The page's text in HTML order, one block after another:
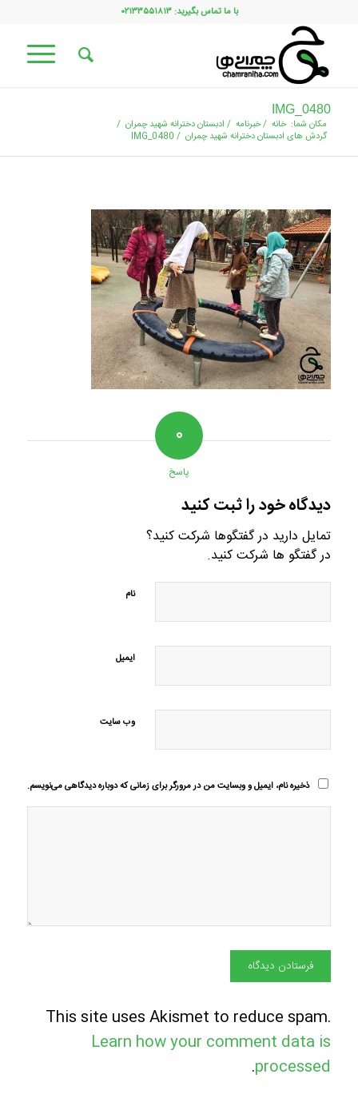
با ما تماس بگیرید: ۰۲۱۳۳۵۵۱۸۱۳
IMG_0480
مکان شما: خانه /خبرنامه / ادبستان دخترانه شهید چمران /
گردش های ادبستان دخترانه شهید چمران /
IMG_0480
۰
پاسخ
دیدگاه خود را ثبت کنید
تمایل دارید در گفتگوها شرکت کنید؟
در گفتگو ها شرکت کنید.
نام
ایمیل
وب‌ سایت
ذخیره نام، ایمیل و وبسایت من در مرورگر برای زمانی که دوباره دیدگاهی می‌نویسم.
This site uses Akismet to reduce spam.
Learn how your comment data is
processed
.